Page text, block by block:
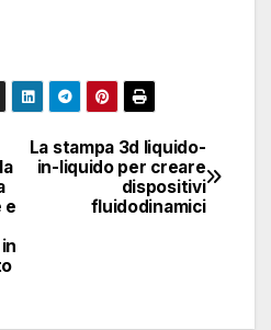
La stampa 3d liquido-
in-liquido per creare
dispositivi
fluidodinamici
e